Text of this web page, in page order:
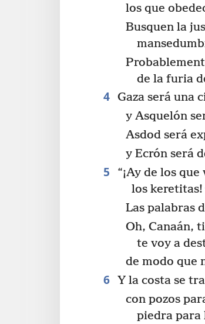
los que
Busquen la
de la furia
4 Gaza será una
y Asquelón
Asdod será
y Ecrón será
5
“¡Ay de los
los keretitas!
Las palabras
Oh, Canaán,
te voy a
de modo que
6 Y la costa se
con pozos
piedra para